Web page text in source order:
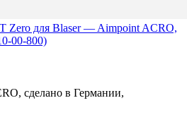
для Blaser — Aimpoint ACRO,
00-800)
сделано в Германии,